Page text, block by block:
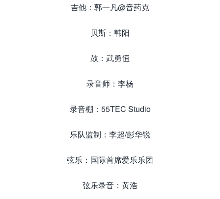
吉他：郭一凡@音药克
贝斯：韩阳
鼓：武勇恒
录音师：李杨
录音棚：55TEC Studio
乐队监制：李超/彭华锐
弦乐：国际首席爱乐乐团
弦乐录音：黄浩